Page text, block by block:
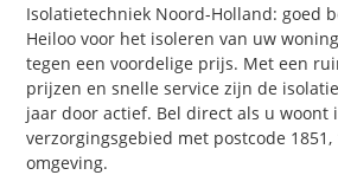
Isolatietechniek Noord-Holland: goed
Heiloo voor het isoleren van uw
tegen een voordelige prijs. Met een
prijzen en snelle service zijn de
jaar door actief. Bel direct als u woont
verzorgingsgebied met postcode 1851,
omgeving.